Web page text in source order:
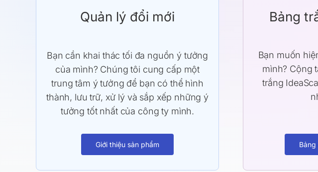
Quản lý đổi mới
Bạn cần khai thác tối đa nguồn ý tưởng
của mình? Chúng tôi cung cấp một
trung tâm ý tưởng để bạn có thể hình
thành, lưu trữ, xử lý và sắp xếp những ý
tưởng tốt nhất của công ty mình.
Giới thiệu sản phẩm
Bảng
Bạn muốn
mình? Cộng
trắng